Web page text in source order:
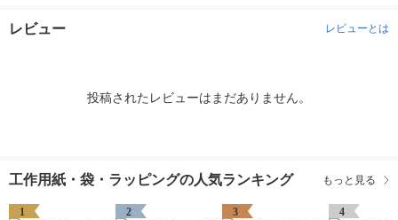
レビュー レビューとは
投稿されたレビューはまだありません。
工作用紙・袋・ラッピングの人気ランキング もっと見る
1 2 3 4